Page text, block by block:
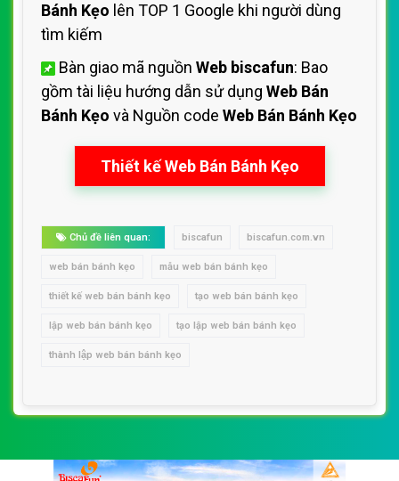
Bánh Kẹo lên TOP 1 Google khi người dùng
tìm kiếm
Bàn giao mã nguồn Web biscafun: Bao
gồm tài liệu hướng dẫn sử dụng Web Bán
Bánh Kẹo và Nguồn code Web Bán Bánh Kẹo
Thiết kế Web Bán Bánh Kẹo
Chủ đề liên quan: biscafun biscafun.com.vn
web bán bánh kẹo mẫu web bán bánh kẹo
thiết kế web bán bánh kẹo tạo web bán bánh kẹo
lập web bán bánh kẹo tạo lập web bán bánh kẹo
thành lập web bán bánh kẹo